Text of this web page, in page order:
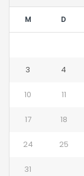
M D
3 4
10 11
17 18
24 25
31